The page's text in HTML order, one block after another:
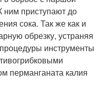
приступают до
сока. Так же как и
обрезку, устраняя
инструменты
перманганата калия